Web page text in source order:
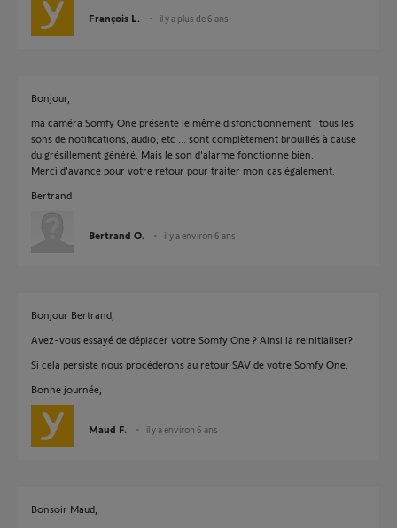
François L. il y a plus de 6 ans
Bonjour,
ma caméra Somfy One présente le même disfonctionnement : tous les
sons de notifications, audio, etc ... sont complètement brouillés à cause
du grésillement généré. Mais le son d'alarme fonctionne bien.
Merci d'avance pour votre retour pour traiter mon cas également.
Bertrand
Bertrand O. il y a environ 6 ans
Bonjour Bertrand,
Avez-vous essayé de déplacer votre Somfy One ? Ainsi la reinitialiser?
Si cela persiste nous procéderons au retour SAV de votre Somfy One.
Bonne journée,
Maud F. il y a environ 6 ans
Bonsoir Maud,